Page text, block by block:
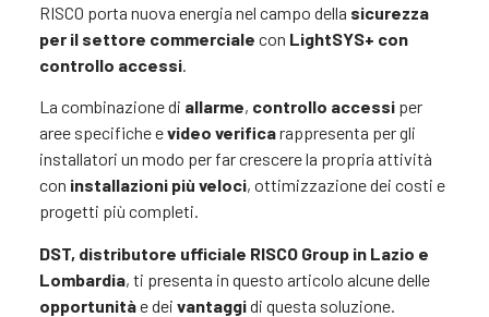
RISCO porta nuova energia nel campo della sicurezza
per il settore commerciale con LightSYS+ con
controllo accessi.
La combinazione di allarme, controllo accessiper
aree specifiche evideo verificarappresenta per gli
installatori un modo per far crescere la propria attività
con installazioni più veloci, ottimizzazione dei costi e
progetti più completi.
DST, distributore ufficiale RISCO Group in Lazio e
Lombardia, ti presenta in questo articolo alcune delle
opportunitàe dei vantaggidi questa soluzione.